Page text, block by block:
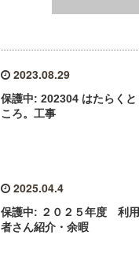
2023.08.29
保護中: 202304 はたらくと
ころ。工事
2025.04.4
保護中: ２０２５年度 利用
者さん紹介・余暇